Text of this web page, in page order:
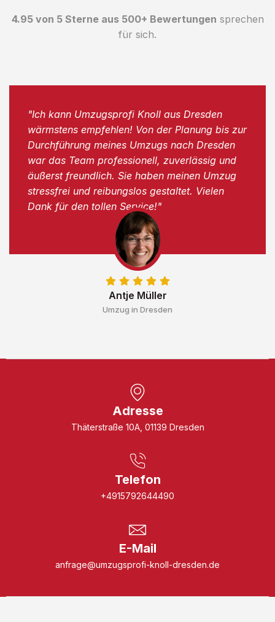
4.95 von 5 Sterne aus 500+ Bewertungen sprechen
für sich.
Antje Müller
Umzug in Dresden
"Ich kann Umzugsprofi Knoll aus Dresden
wärmstens empfehlen! Von der Planung bis zur
Durchführung meines Umzugs nach Dresden
war das Team professionell, zuverlässig und
äußerst freundlich. Sie haben meinen Umzug
stressfrei und reibungslos gestaltet. Vielen
Dank für den tollen Service!"
Adresse
Thäterstraße 10A, 01139 Dresden
Telefon
+4915792644490
E-Mail
anfrage@umzugsprofi-knoll-dresden.de